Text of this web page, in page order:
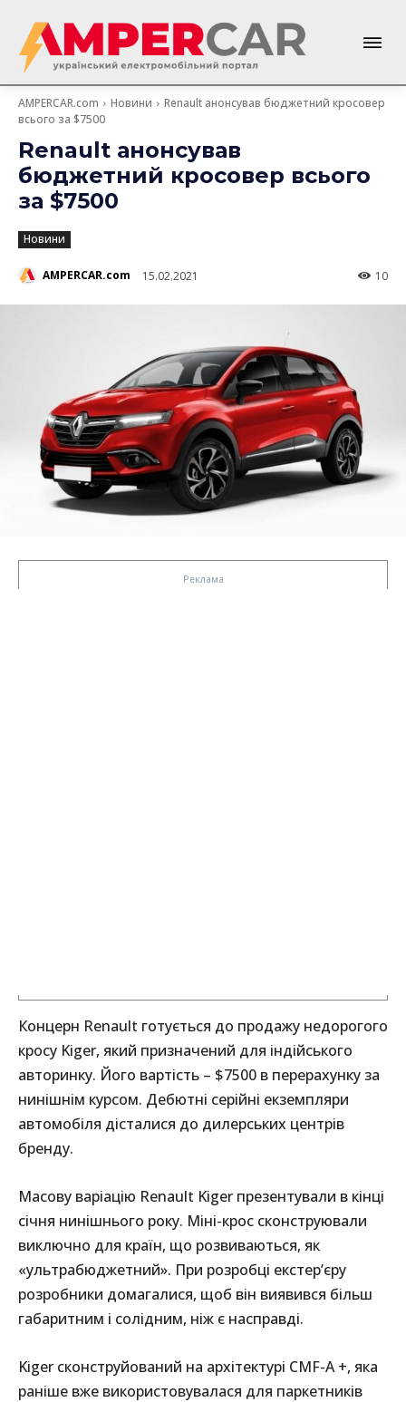
AMPERCAR.com Новини
Renault анонсував бюджетний кросовер
всього за $7500
Renault анонсував
бюджетний кросовер всього
за $7500
Новини
AMPERCAR.com 15.02.2021 10
Концерн Renault готується до продажу недорогого
кросу Kiger, який призначений для індійського
авторинку. Його вартість – $7500 в перерахунку за
нинішнім курсом. Дебютні серійні екземпляри
автомобіля дісталися до дилерських центрів
бренду.
Масову варіацію Renault Kiger презентували в кінці
січня нинішнього року. Міні-крос сконструювали
виключно для країн, що розвиваються, як
«ультрабюджетний». При розробці екстер’єру
розробники домагалися, щоб він виявився більш
габаритним і солідним, ніж є насправді.
Kiger сконструйований на архітектурі CMF-A +, яка
раніше вже використовувалася для паркетників